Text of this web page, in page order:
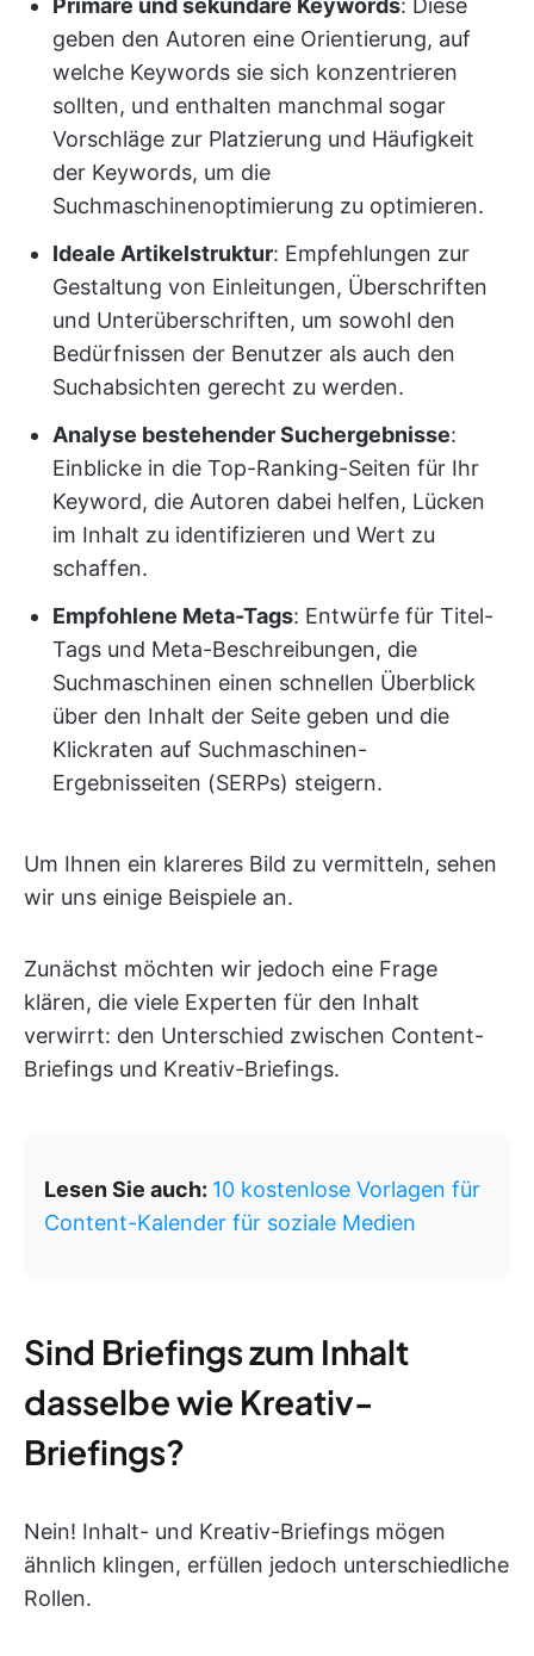
Primäre und sekundäre Keywords: Diese
geben den Autoren eine Orientierung, auf
welche Keywords sie sich konzentrieren
sollten, und enthalten manchmal sogar
Vorschläge zur Platzierung und Häufigkeit
der Keywords, um die
Suchmaschinenoptimierung zu optimieren.
Ideale Artikelstruktur: Empfehlungen zur
Gestaltung von Einleitungen, Überschriften
und Unterüberschriften, um sowohl den
Bedürfnissen der Benutzer als auch den
Suchabsichten gerecht zu werden.
Analyse bestehender Suchergebnisse:
Einblicke in die Top-Ranking-Seiten für Ihr
Keyword, die Autoren dabei helfen, Lücken
im Inhalt zu identifizieren und Wert zu
schaffen.
Empfohlene Meta-Tags: Entwürfe für Titel-
Tags und Meta-Beschreibungen, die
Suchmaschinen einen schnellen Überblick
über den Inhalt der Seite geben und die
Klickraten auf Suchmaschinen-
Ergebnisseiten (SERPs) steigern.
Um Ihnen ein klareres Bild zu vermitteln, sehen
wir uns einige Beispiele an.
Zunächst möchten wir jedoch eine Frage
klären, die viele Experten für den Inhalt
verwirrt: den Unterschied zwischen Content-
Briefings und Kreativ-Briefings.
Lesen Sie auch: 10 kostenlose Vorlagen für
Content-Kalender für soziale Medien
Sind Briefings zum Inhalt
dasselbe wie Kreativ-
Briefings?
Nein! Inhalt- und Kreativ-Briefings mögen
ähnlich klingen, erfüllen jedoch unterschiedliche
Rollen.